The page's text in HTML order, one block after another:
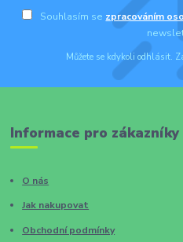
Souhlasím se zpracováním
Můžete se kdykoli odhlásit.
Informace pro zákazníky
O nás
Jak nakupovat
Obchodní podmínky